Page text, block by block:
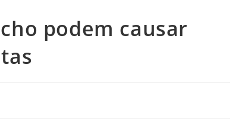
podem causar